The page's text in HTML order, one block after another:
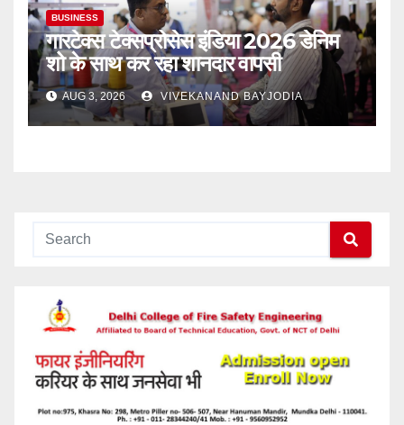
BUSINESS
गारटेक्स टेक्सप्रोसेस इंडिया 2026 डेनिम
शो के साथ कर रहा शानदार वापसी
AUG 3, 2026 VIVEKANAND BAYJODIA